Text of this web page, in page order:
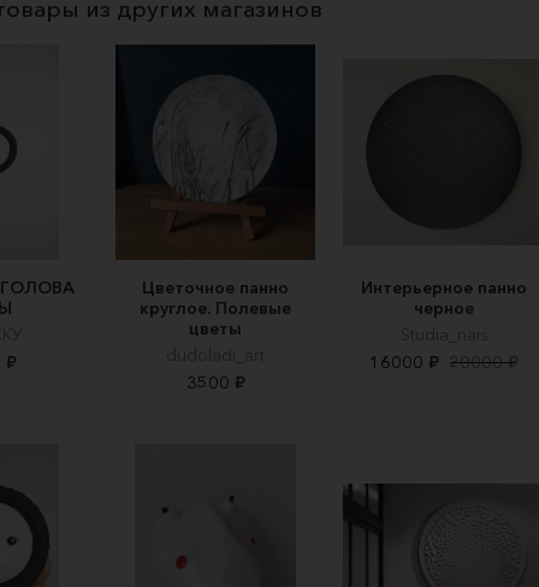
из других магазинов
₽
Цветочное панно
круглое. Полевые
цветы
dudoladi_art
3500 ₽
Интерьерное панно
черное
Studia_nais
16000 ₽ 20000 ₽